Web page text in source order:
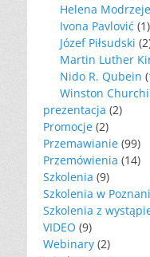
Helena
Ivona Pavlović (1)
Józef Piłsudski
Martin Luther
Nido R. Qubein
Winston
prezentacja (2)
Promocje (2)
Przemawianie (99)
Przemówienia (14)
Szkolenia (9)
Szkolenia w
Szkolenia z
VIDEO (9)
Webinary (2)